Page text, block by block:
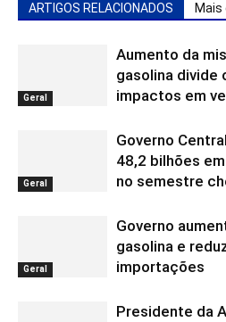
ARTIGOS RELACIONADOS Mais
Geral
Aumento da
gasolina divide
impactos em
Geral
Governo
48,2 bilhões
no semestre
Geral
Governo
gasolina e
importações
Presidente da